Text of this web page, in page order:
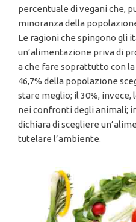
percentuale di vegani che,
minoranza della
Le ragioni che spingono gli
un’alimentazione priva di
a che fare soprattutto con
46,7% della popolazione
stare meglio; il 30%,
nei confronti degli animali;
dichiara di scegliere
tutelare l’ambiente.